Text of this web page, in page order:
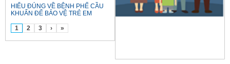
HIỂU ĐÚNG VỀ BỆNH PHẾ CẦU
KHUẨN ĐỂ BẢO VỆ TRẺ EM
1 2 3 › »